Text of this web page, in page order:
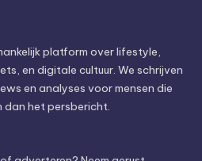
platform over lifestyle,
en digitale cultuur. We schrijven
en analyses voor mensen die
dan het persbericht.